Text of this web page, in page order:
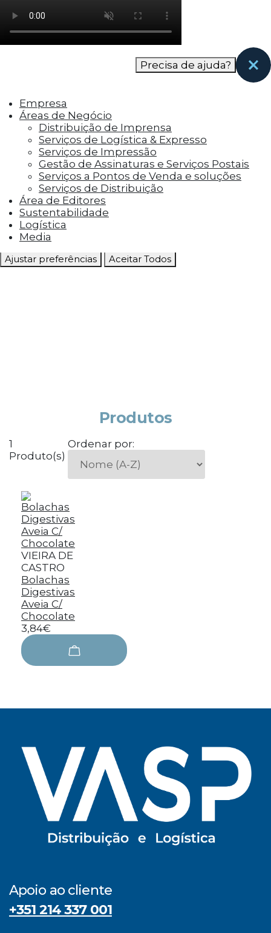
como os visitantes interagem com o site. Esses
cookies ajudam a fornecer informações sobre
as métricas do número de visitantes, taxa de
rejeição, origem do tráfego, etc.
funcionalidades, como compartilhar o
conteúdo do site em plataformas de social
media, coletar feedbacks e outros recursos de
terceiros.
Cookies Marketing
Os cookies de marketing são usados para
entregar aos visitantes anúncios
personalizados com base nas páginas que eles
visitaram antes e analisar a eficácia da
campanha publicitária.
Ajustar preferências Aceitar Todos
Precisa de ajuda?
Empresa
Áreas de Negócio
Distribuição de Imprensa
Serviços de Logística & Expresso
Serviços de Impressão
Gestão de Assinaturas e Serviços Postais
Serviços a Pontos de Venda e soluções
Serviços de Distribuição
Área de Editores
Sustentabilidade
Logística
Media
Produtos
1
Produto(s)
Ordenar por:
VIEIRA DE
CASTRO
Bolachas
Digestivas
Aveia C/
Chocolate
3,84€
Apoio ao cliente
+351 214 337 001